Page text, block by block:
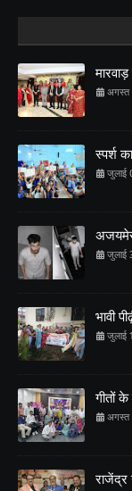
अगस्त
स्पर्श
जुलाई
जुलाई
भावी
जुलाई
गीतों के
अगस्त
राजेंद्र